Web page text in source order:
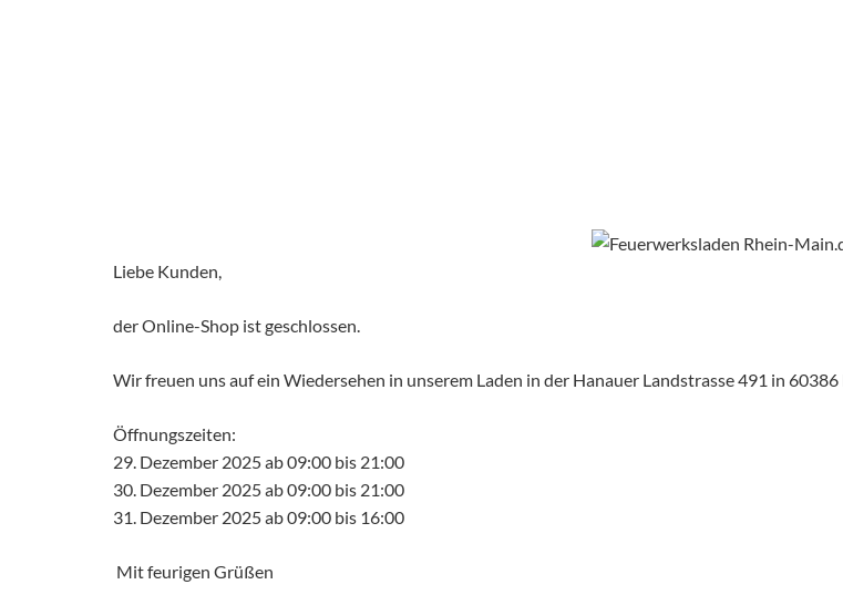
Liebe Kunden,
der Online-Shop ist geschlossen.
Wir freuen uns auf ein Wiedersehen in unserem Laden in der Hanauer Landstrasse 491 in
Öffnungszeiten:
29. Dezember 2025 ab 09:00 bis 21:00
30. Dezember 2025 ab 09:00 bis 21:00
31. Dezember 2025 ab 09:00 bis 16:00
Mit feurigen Grüßen